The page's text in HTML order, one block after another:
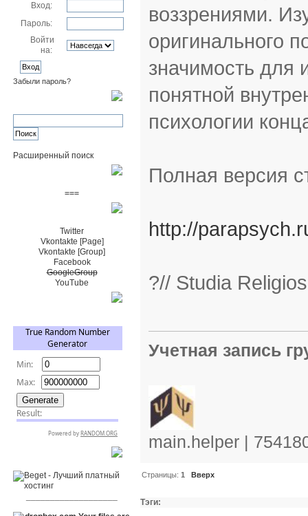
Вход:
Пароль:
Войти
на:
Забыли пароль?
Расширенный поиск
===
Twitter
Vkontakte [Page]
Vkontakte [Group]
Facebook
GoogleGroup
YouTube
воззрениями.
оригинального
значимость для
понятной
психологии
Полная версия
http://
?// Studia
Учетная запись
main.helper |
Страницы:1 Вверх
Тэги: